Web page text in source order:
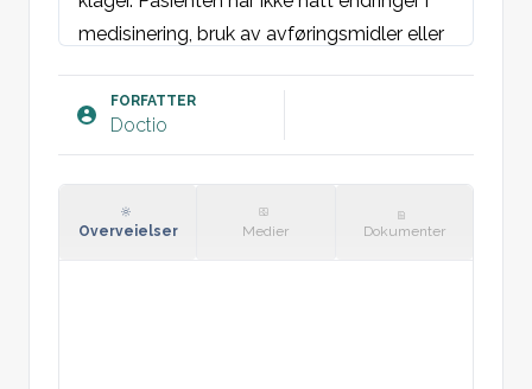
medisinering, bruk av avføringsmidler eller
reiseaktivitet. Ingen familiehistorie med
tarmsykdom. Benekter å ha spist noe
Objektivt:
FORFATTER
Doctio
Overveielser Medier Dokumenter